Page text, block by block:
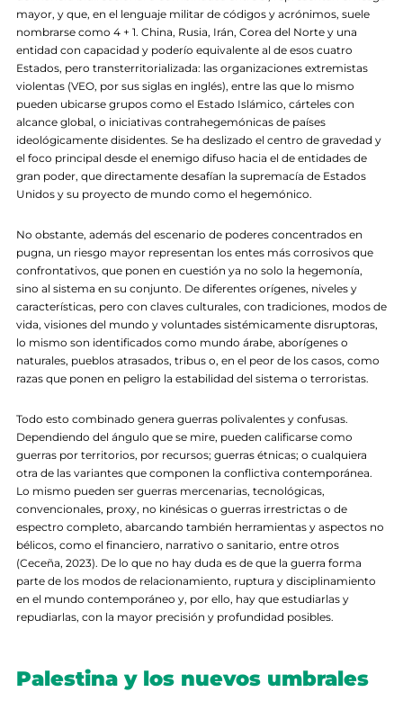
mayor, y que, en el lenguaje militar de códigos y acrónimos, suele
nombrarse como 4 + 1. China, Rusia, Irán, Corea del Norte y una
entidad con capacidad y poderío equivalente al de esos cuatro
Estados, pero transterritorializada: las organizaciones extremistas
violentas (VEO, por sus siglas en inglés), entre las que lo mismo
pueden ubicarse grupos como el Estado Islámico, cárteles con
alcance global, o iniciativas contrahegemónicas de países
ideológicamente disidentes. Se ha deslizado el centro de gravedad y
el foco principal desde el enemigo difuso hacia el de entidades de
gran poder, que directamente desafían la supremacía de Estados
Unidos y su proyecto de mundo como el hegemónico.
No obstante, además del escenario de poderes concentrados en
pugna, un riesgo mayor representan los entes más corrosivos que
confrontativos, que ponen en cuestión ya no solo la hegemonía,
sino al sistema en su conjunto. De diferentes orígenes, niveles y
características, pero con claves culturales, con tradiciones, modos de
vida, visiones del mundo y voluntades sistémicamente disruptoras,
lo mismo son identificados como mundo árabe, aborígenes o
naturales, pueblos atrasados, tribus o, en el peor de los casos, como
razas que ponen en peligro la estabilidad del sistema o terroristas.
Todo esto combinado genera guerras polivalentes y confusas.
Dependiendo del ángulo que se mire, pueden calificarse como
guerras por territorios, por recursos; guerras étnicas; o cualquiera
otra de las variantes que componen la conflictiva contemporánea.
Lo mismo pueden ser guerras mercenarias, tecnológicas,
convencionales, proxy, no kinésicas o guerras irrestrictas o de
espectro completo, abarcando también herramientas y aspectos no
bélicos, como el financiero, narrativo o sanitario, entre otros
(Ceceña, 2023). De lo que no hay duda es de que la guerra forma
parte de los modos de relacionamiento, ruptura y disciplinamiento
en el mundo contemporáneo y, por ello, hay que estudiarlas y
repudiarlas, con la mayor precisión y profundidad posibles.
Palestina y los nuevos umbrales